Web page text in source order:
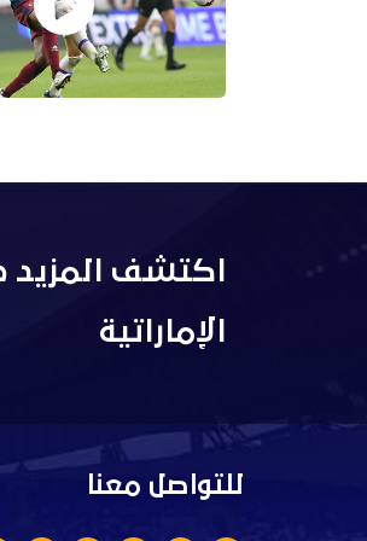
اكتشف المزيد
الإماراتية
للتواصل معنا